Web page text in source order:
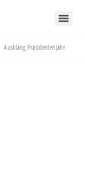
Ausklang Präsidentenjahr